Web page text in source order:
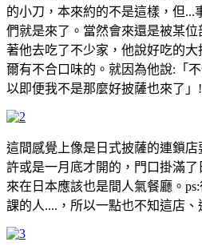
的小刀，本來約的不是這樣，但...
們就是來了。當然會來還是被某
著他去吃了不少家，他說好吃的
爾有不合口味的。就因為他說:「
以即便我不是那麼好披薩也來了」!
這間感覺上像是日式披薩的連鎖店
許或是一月底才開的，門口掛滿
來在日本應該也是間人氣餐廳。
課的人....，所以一點也不知這店、